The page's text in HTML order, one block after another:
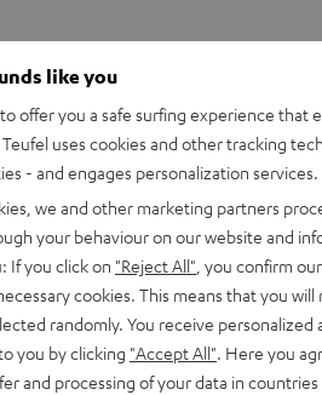
Kopfhöreranschluss Kabel
like you
offer you a safe surfing experience that
uses cookies and other tracking
- and engages personalization services.
we and other marketing partners
your behaviour on our website and
If you click on "Reject All" , you confirm
cookies. This means that you
randomly. You receive
you by clicking "Accept All" . Here you
and processing of your data in